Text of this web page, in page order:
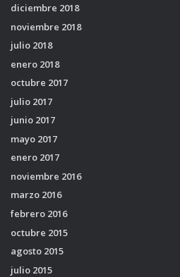
diciembre 2018
noviembre 2018
julio 2018
enero 2018
octubre 2017
julio 2017
junio 2017
mayo 2017
enero 2017
noviembre 2016
marzo 2016
febrero 2016
octubre 2015
agosto 2015
julio 2015